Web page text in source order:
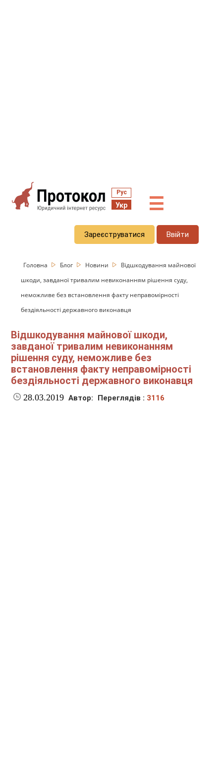
Рус
Укр ☰
Зареєструватися Ввійти
Головна Блог Новини
Відшкодування майнової
шкоди, завданої тривалим невиконанням рішення суду,
неможливе без встановлення факту неправомірності
бездіяльності державного виконавця
Відшкодування майнової шкоди,
завданої тривалим невиконанням
рішення суду, неможливе без
встановлення факту неправомірності
бездіяльності державного виконавця
28.03.2019 Автор: Переглядів : 3116